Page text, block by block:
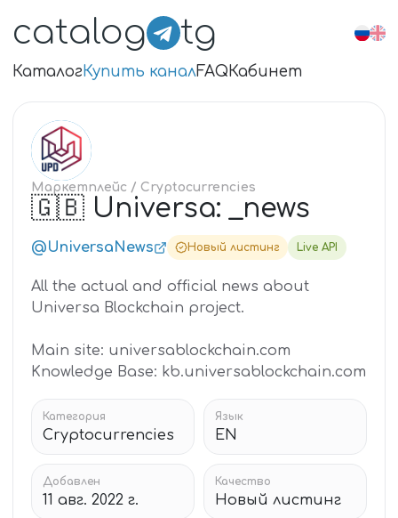
catalog tg
КаталогКупить каналFAQКабинет
🇬
Маркетплейс / Cryptocurrencies
🇬🇧 Universa: _news
@UniversaNews Новый листинг Live API
All the actual and official news about
Universa Blockchain project.
Main site: universablockchain.com
Knowledge Base: kb.universablockchain.com
Категория
Cryptocurrencies
Язык
EN
Добавлен
11 авг. 2022 г.
Качество
Новый листинг